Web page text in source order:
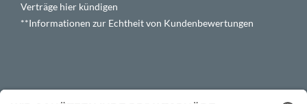
Verträge hier kündigen
**Informationen zur Echtheit von Kundenbewertungen